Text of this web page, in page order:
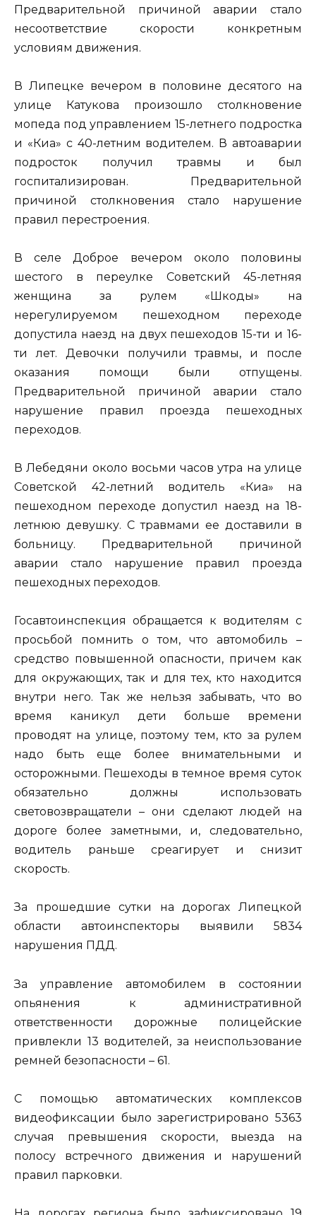
Предварительной причиной аварии стало
несоответствие скорости конкретным
условиям движения.
В Липецке вечером в половине десятого на
улице Катукова произошло столкновение
мопеда под управлением 15-летнего подростка
и «Киа» с 40-летним водителем. В автоаварии
подросток получил травмы и был
госпитализирован. Предварительной
причиной столкновения стало нарушение
правил перестроения.
В селе Доброе вечером около половины
шестого в переулке Советский 45-летняя
женщина за рулем «Шкоды» на
нерегулируемом пешеходном переходе
допустила наезд на двух пешеходов 15-ти и 16-
ти лет. Девочки получили травмы, и после
оказания помощи были отпущены.
Предварительной причиной аварии стало
нарушение правил проезда пешеходных
переходов.
В Лебедяни около восьми часов утра на улице
Советской 42-летний водитель «Киа» на
пешеходном переходе допустил наезд на 18-
летнюю девушку. С травмами ее доставили в
больницу. Предварительной причиной
аварии стало нарушение правил проезда
пешеходных переходов.
Госавтоинспекция обращается к водителям с
просьбой помнить о том, что автомобиль –
средство повышенной опасности, причем как
для окружающих, так и для тех, кто находится
внутри него. Так же нельзя забывать, что во
время каникул дети больше времени
проводят на улице, поэтому тем, кто за рулем
надо быть еще более внимательными и
осторожными. Пешеходы в темное время суток
обязательно должны использовать
световозвращатели – они сделают людей на
дороге более заметными, и, следовательно,
водитель раньше среагирует и снизит
скорость.
За прошедшие сутки на дорогах Липецкой
области автоинспекторы выявили 5834
нарушения ПДД.
За управление автомобилем в состоянии
опьянения к административной
ответственности дорожные полицейские
привлекли 13 водителей, за неиспользование
ремней безопасности – 61.
С помощью автоматических комплексов
видеофиксации было зарегистрировано 5363
случая превышения скорости, выезда на
полосу встречного движения и нарушений
правил парковки.